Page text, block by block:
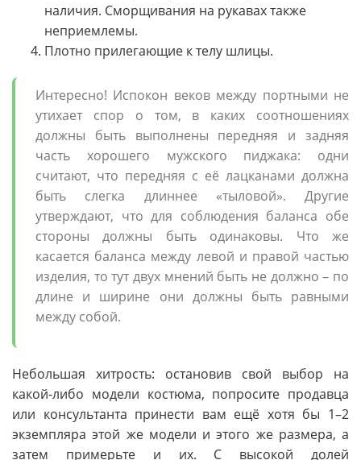
наличия. Сморщивания на рукавах также
неприемлемы.
Плотно прилегающие к телу шлицы.
Интересно! Испокон веков между портными не
утихает спор о том, в каких соотношениях
должны быть выполнены передняя и задняя
часть хорошего мужского пиджака: одни
считают, что передняя с её лацканами должна
быть слегка длиннее «тыловой». Другие
утверждают, что для соблюдения баланса обе
стороны должны быть одинаковы. Что же
касается баланса между левой и правой частью
изделия, то тут двух мнений быть не должно – по
длине и ширине они должны быть равными
между собой.
Небольшая хитрость: остановив свой выбор на
какой-либо модели костюма, попросите продавца
или консультанта принести вам ещё хотя бы 1–2
экземпляра этой же модели и этого же размера, а
затем примерьте и их. С высокой долей